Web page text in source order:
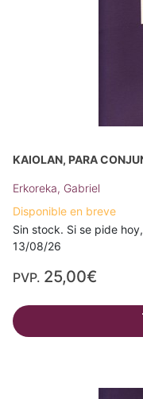
KAIOLAN, PARA
Erkoreka, Gabriel
Disponible en breve
Sin stock. Si se pide
13/08/26
PVP. 25,00€